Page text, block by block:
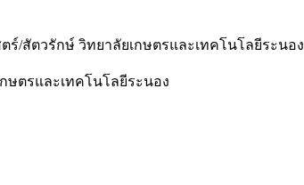
/สัตวรักษ์ วิทยาลัยเกษตรและเทคโนโลยีระนอ
ษตรและเทคโนโลยีระนอง